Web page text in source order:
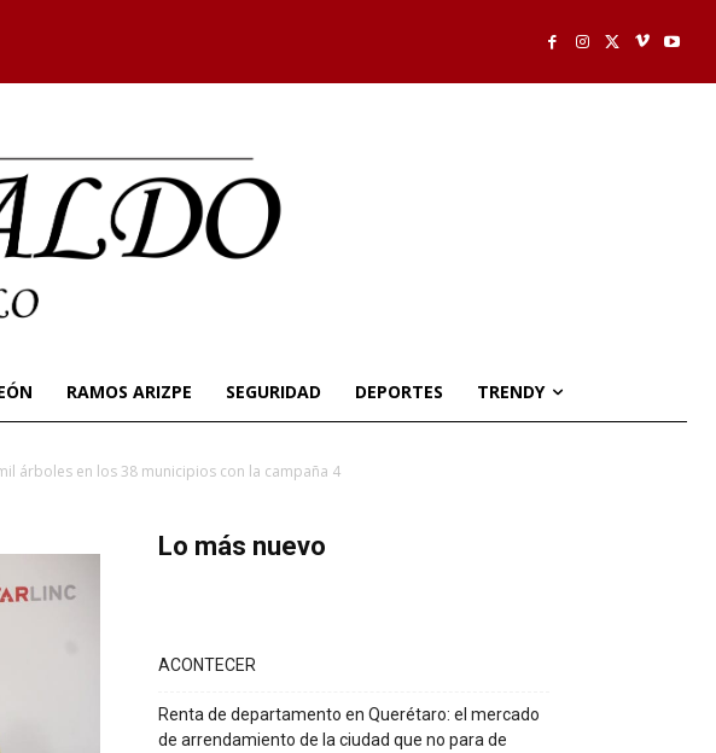
RAMOS ARIZPE SEGURIDAD DEPORTES TRENDY
árboles en los 38 municipios con la campaña 4
Lo más nuevo
ACONTECER
Renta de departamento en Querétaro: el mercado
de arrendamiento de la ciudad que no para de